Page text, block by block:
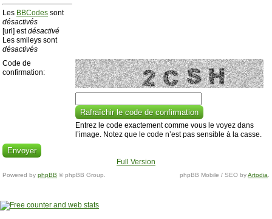
Les BBCodes sont
désactivés
[url] estdésactivé
Les smileys sont
désactivés
Code de
confirmation:
Entrez le code exactement comme vous le voyez dans
l’image. Notez que le code n’est pas sensible à la casse.
Full Version
Powered by phpBB © phpBB Group. phpBB Mobile / SEO byArtodia.